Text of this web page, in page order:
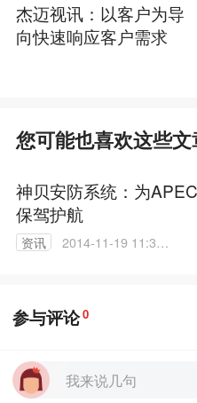
杰迈视讯：以客户为导
向快速响应客户需求
您可能也喜欢这些文
神贝安防系统：为
保驾护航
资讯
2014-11-19 11:33:
参与评论0